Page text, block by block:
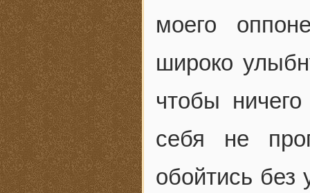
моего
широко
чтобы
себя не
обойтись без